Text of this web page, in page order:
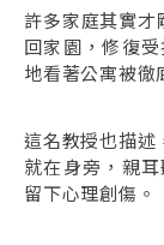
許多家庭其實才
回家園，修復
地看著公寓被徹
這名教授也描
就在身旁，親
留下心理創傷。